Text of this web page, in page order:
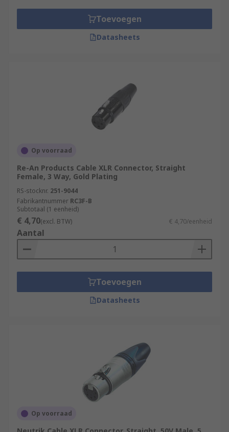
Toevoegen
Datasheets
Op voorraad
Re-An Products Cable XLR Connector, Straight
Female, 3 Way, Gold Plating
RS-stocknr. 251-9044
Fabrikantnummer RC3F-B
Subtotaal (1 eenheid)
€ 4,70(excl. BTW) € 4,70/eenheid
Aantal
Toevoegen
Datasheets
Op voorraad